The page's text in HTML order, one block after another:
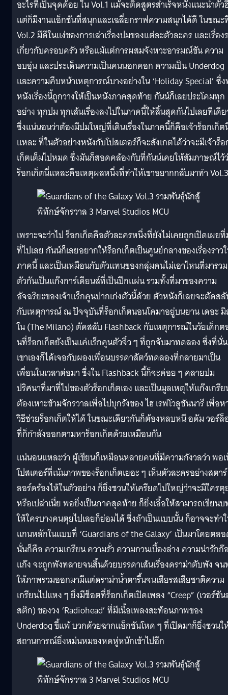
อะไรที่เป็นจุดด้อย ใน Vol.1 แม้จะติดสูตรสำเร็จหนังแนะนำตัว
แต่ก็มีงานแอ็กชันที่สนุกและเฉลี่ยกราฟความสนุกได้ดี ในขณะ
Vol.2 มีดีในแง่ของการเล่าเรื่องปมของแต่ละตัวละคร และเรื่อง
เกี่ยวกับครอบครัว หรือแม้แต่การผสมจังหวะอารมณ์ขัน ความ
อบอุ่น และประเด็นความเป็นคนนอกคอก ความเป็น Underdog
และความคืบหน้าเหตุการณ์บางอย่างใน ‘Holiday Special’ ซึ่
หนังเรื่องนี้ถูกวางให้เป็นหนังภาคสุดท้าย กันน์ก็เลยประโคมทุก
อย่าง ทุกปม ทุกเส้นเรื่องลงไปในภาคนี้ให้สิ้นสุดกันไปเลยทีเดี
ซึ่งแน่นอนว่าต้องมีปมใหญ่ที่เดินเรื่องในภาคนี้ก็คือเจ้าร็อกเก็ต
แหละ ที่ในตัวอย่างหนังกับโปสเตอร์ก็จะสังเกตได้ว่าจะมีเจ้าร็
เก็ตเต็มไปหมด ซึ่งมันก็สอดคล้องกับที่กันน์เคยให้สัมภาษณ์ไว้
ร็อกเก็ตนี่แหละคือเหตุผลหนึ่งที่ทำให้เขาอยากกลับมาทำ Vol.3
เพราะจะว่าไป ร็อกเก็ตคือตัวละครหนึ่งที่ยังไม่เคยถูกเปิดเผย
ที่ไปเลย กันน์ก็เลยอยากให้ร็อกเก็ตเป็นศูนย์กลางของเรื่องราว
ภาคนี้ และเป็นเหมือนกับตัวแทนของกลุ่มคนไม่เอาไหนที่มารวม
ตัวกันเป็นแก๊งการ์เดียนส์ที่เป็นปึกแผ่น รวมทั้งที่มาของความ
อัจฉริยะของเจ้าแร็กคูนปากเก่งตัวนี้ด้วย ตัวหนังก็เลยจะตัดส
กับเหตุการณ์ ณ ปัจจุบันที่ร็อกเก็ตนอนโคมาอยู่บนยาน เดอะ
โน (The Milano) ตัดสลับ Flashback กับเหตุการณ์ในวัยเด็กต
นที่ร็อกเก็ตยังเป็นแค่แร็กคูนตัวจิ๋ว ๆ ที่ถูกจับมาทดลอง ซึ่งที่นั่น
เขาเองก็ได้เจอกับผองเพื่อนบรรดาสัตว์ทดลองที่กลายมาเป็น
เพื่อนในเวลาต่อมา ซึ่งใน Flashback นี้ก็จะค่อย ๆ คลายปม
ปริศนาที่มาที่ไปของตัวร็อกเก็ตเอง และเป็นมูลเหตุให้แก๊งเกรี
ต้องเหาะข้ามจักรวาลเพื่อไปบุกรังของ ไฮ เรฟโวลูชันนารี เพื่อห
วิธีช่วยร็อกเก็ตให้ได้ ในขณะเดียวกันก็ต้องหลบหนี อดัม วอร์ล็
ที่ก็กำลังออกตามหาร็อกเก็ตด้วยเหมือนกัน
แน่นอนแหละว่า ผู้เขียนก็เหมือนหลายคนที่มีความกังวลว่า พอ
โปสเตอร์ที่เน้นภาพของร็อกเก็ตเยอะ ๆ เห็นตัวละครอย่างสตาร์
ลอร์ดร้องไห้ในตัวอย่าง ก็ยิ่งชวนให้เครียดไปใหญ่ว่าจะมีใครตุ
หรือเปล่าเนี่ย พอยิ่งเป็นภาคสุดท้าย ก็ยิ่งเอื้อให้สามารถเขียน
ให้ใครบางคนตุยไปเลยก็ย่อมได้ ซึ่งถ้าเป็นแบบนั้น ก็อาจจะทำ
แกนหลักในแบบที่ ‘Guardians of the Galaxy’ เป็นมาโดยตล
นั่นก็คือ ความเกรียน ความรั่ว ความกวนเบื้องล่าง ความน่ารักก๊
แก๊ง จะถูกพังทลายจนสิ้นด้วยบรรดาเส้นเรื่องดราม่าตับพัง จ
ให้ภาพรวมออกมามีแต่ดราม่าน้ำตารื้นจนเสียรสเสียชาติความ
เกรียนไปแหง ๆ ยิ่งมีช็อตที่ร็อกเก็ตเปิดเพลง “Creep” (เวอร์ชั
สติก) ของวง ‘Radiohead’ ที่มีเนื้อเพลงสะท้อนภาพของ
Underdog ขี้แพ้ บวกด้วยฉากแอ็กชันโหด ๆ ที่เปิดมาก็ยิ่งชวนใ
สถานการณ์ยิ่งหม่นหมองหดหู่หนักเข้าไปอีก